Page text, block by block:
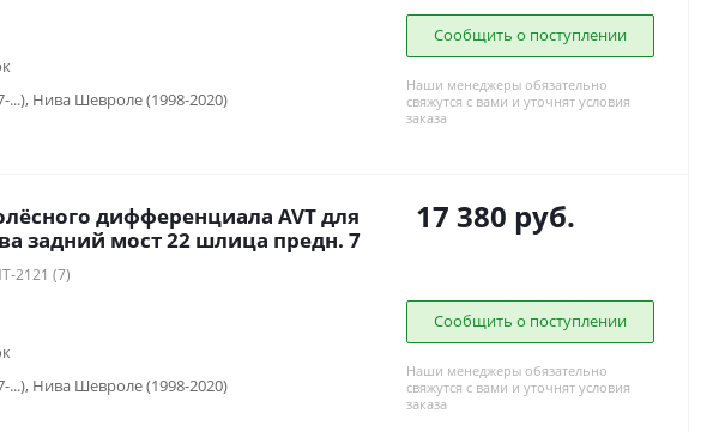
...), Нива Шевроле (1998-2020)
Сообщить о поступлении
Наши менеджеры обязательно
свяжутся с вами и уточнят условия
заказа
дифференциала AVT для
задний мост 22 шлица предн. 7
2121 (7)
...), Нива Шевроле (1998-2020)
17 380 руб.
Сообщить о поступлении
Наши менеджеры обязательно
свяжутся с вами и уточнят условия
заказа